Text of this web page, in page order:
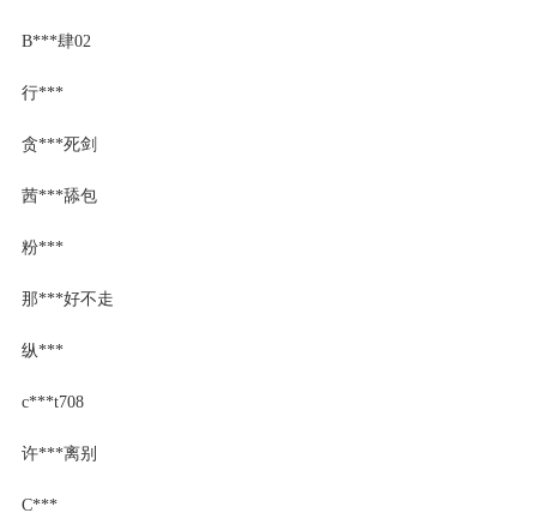
B***肆02
行***
贪***死剑
茜***舔包
粉***
那***好不走
纵***
c***t708
许***离别
C***